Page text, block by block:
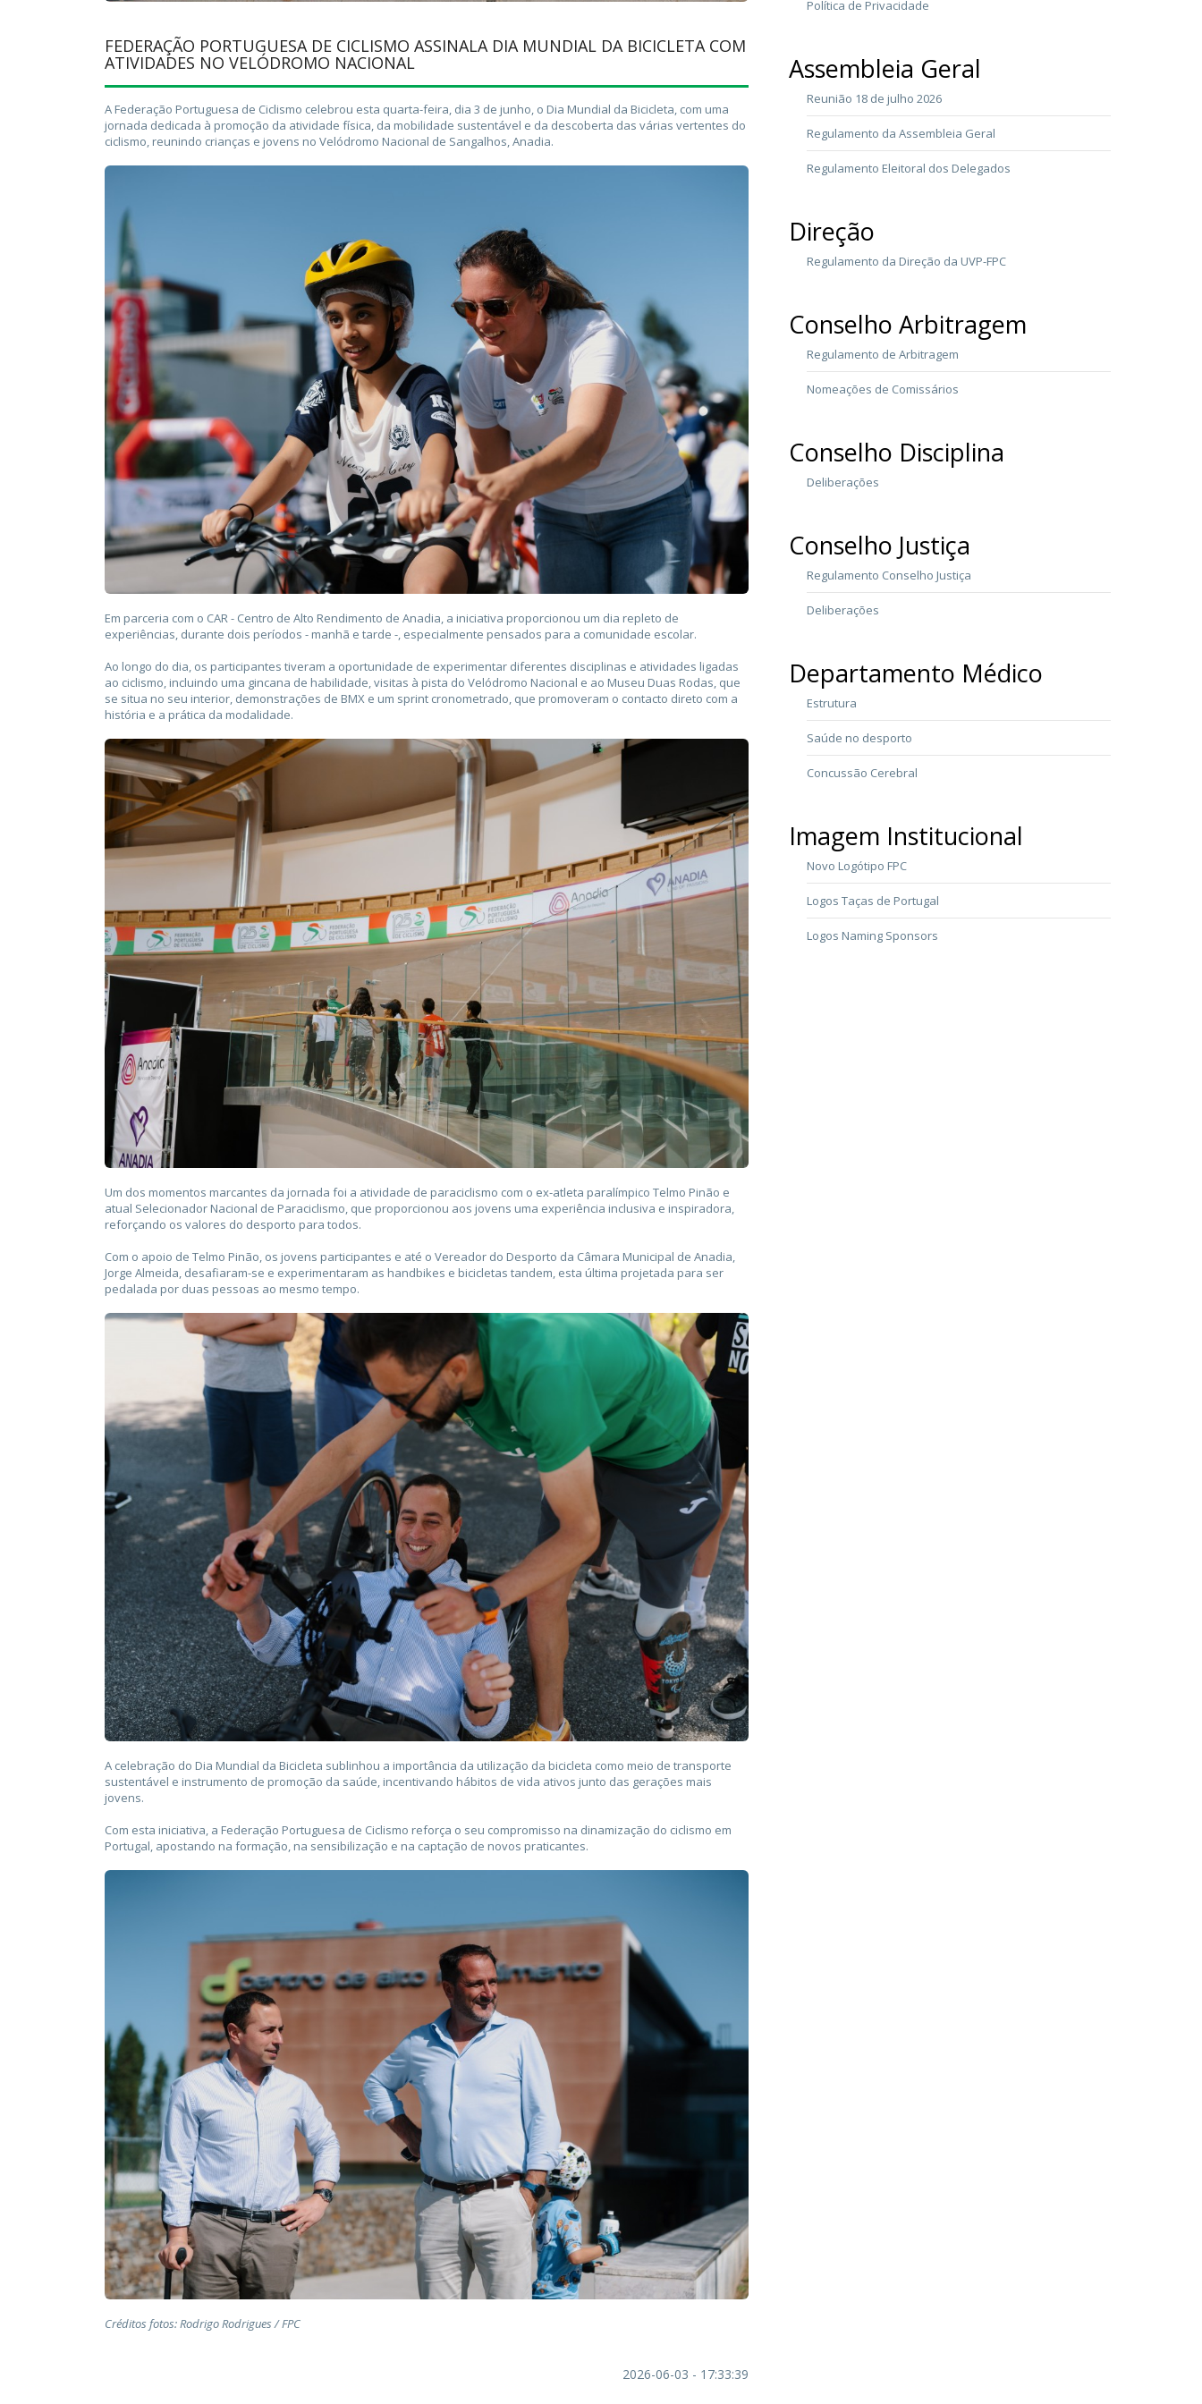
FEDERAÇÃO PORTUGUESA DE CICLISMO ASSINALA DIA MUNDIAL DA BICICLETA COM
ATIVIDADES NO VELÓDROMO NACIONAL
A Federação Portuguesa de Ciclismo celebrou esta quarta-feira, dia 3 de junho, o Dia Mundial da Bicicleta, com uma
jornada dedicada à promoção da atividade física, da mobilidade sustentável e da descoberta das várias vertentes do
ciclismo, reunindo crianças e jovens no Velódromo Nacional de Sangalhos, Anadia.
Em parceria com o CAR - Centro de Alto Rendimento de Anadia, a iniciativa proporcionou um dia repleto de
experiências, durante dois períodos - manhã e tarde -, especialmente pensados para a comunidade escolar.
Ao longo do dia, os participantes tiveram a oportunidade de experimentar diferentes disciplinas e atividades ligadas
ao ciclismo, incluindo uma gincana de habilidade, visitas à pista do Velódromo Nacional e ao Museu Duas Rodas, que
se situa no seu interior, demonstrações de BMX e um sprint cronometrado, que promoveram o contacto direto com a
história e a prática da modalidade.
Um dos momentos marcantes da jornada foi a atividade de paraciclismo com o ex-atleta paralímpico Telmo Pinão e
atual Selecionador Nacional de Paraciclismo, que proporcionou aos jovens uma experiência inclusiva e inspiradora,
reforçando os valores do desporto para todos.
Com o apoio de Telmo Pinão, os jovens participantes e até o Vereador do Desporto da Câmara Municipal de Anadia,
Jorge Almeida, desafiaram-se e experimentaram as handbikes e bicicletas tandem, esta última projetada para ser
pedalada por duas pessoas ao mesmo tempo.
A celebração do Dia Mundial da Bicicleta sublinhou a importância da utilização da bicicleta como meio de transporte
sustentável e instrumento de promoção da saúde, incentivando hábitos de vida ativos junto das gerações mais
jovens.
Com esta iniciativa, a Federação Portuguesa de Ciclismo reforça o seu compromisso na dinamização do ciclismo em
Portugal, apostando na formação, na sensibilização e na captação de novos praticantes.
Créditos fotos: Rodrigo Rodrigues / FPC
2026-06-03 - 17:33:39
Política de Privacidade
Assembleia Geral
Reunião 18 de julho 2026
Regulamento da Assembleia Geral
Regulamento Eleitoral dos Delegados
Direção
Regulamento da Direção da UVP-FPC
Conselho Arbitragem
Regulamento de Arbitragem
Nomeações de Comissários
Conselho Disciplina
Deliberações
Conselho Justiça
Regulamento Conselho Justiça
Deliberações
Departamento Médico
Estrutura
Saúde no desporto
Concussão Cerebral
Imagem Institucional
Novo Logótipo FPC
Logos Taças de Portugal
Logos Naming Sponsors